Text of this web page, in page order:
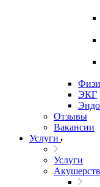
ЭКГ
Отзывы
Вакансии
Услуги
Услуги